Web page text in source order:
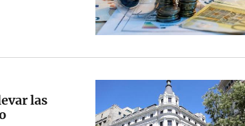
las